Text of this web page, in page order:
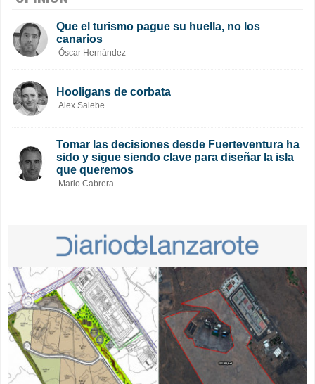
Que el turismo pague su huella, no los
canarios
Óscar Hernández
Hooligans de corbata
Alex Salebe
Tomar las decisiones desde Fuerteventura ha
sido y sigue siendo clave para diseñar la isla
que queremos
Mario Cabrera